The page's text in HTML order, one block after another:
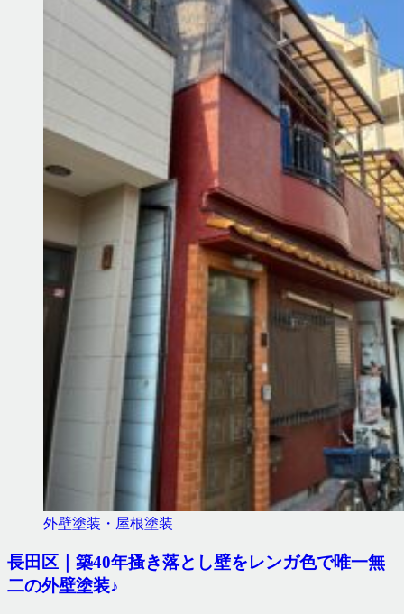
外壁塗装・屋根塗装
長田区｜築40年搔き落とし壁をレンガ色で唯一無
二の外壁塗装♪